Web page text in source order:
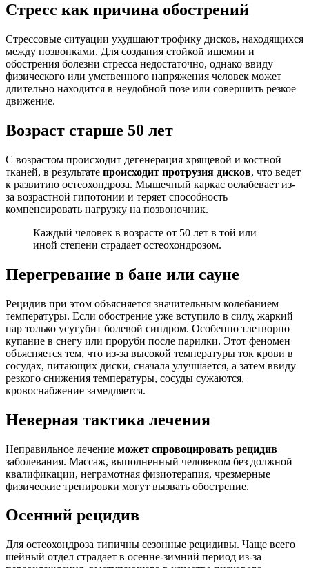
Стресс как причина обострений
Стрессовые ситуации ухудшают трофику дисков, находящихся
между позвонками. Для создания стойкой ишемии и
обострения болезни стресса недостаточно, однако ввиду
физического или умственного напряжения человек может
длительно находится в неудобной позе или совершить резкое
движение.
Возраст старше 50 лет
С возрастом происходит дегенерация хрящевой и костной
тканей, в результате происходит протрузия дисков, что ведет
к развитию остеохондроза. Мышечный каркас ослабевает из-
за возрастной гипотонии и теряет способность
компенсировать нагрузку на позвоночник.
Каждый человек в возрасте от 50 лет в той или
иной степени страдает остеохондрозом.
Перегревание в бане или сауне
Рецидив при этом объясняется значительным колебанием
температуры. Если обострение уже вступило в силу, жаркий
пар только усугубит болевой синдром. Особенно тлетворно
купание в снегу или проруби после парилки. Этот феномен
объясняется тем, что из-за высокой температуры ток крови в
сосудах, питающих диски, сначала улучшается, а затем ввиду
резкого снижения температуры, сосуды сужаются,
кровоснабжение замедляется.
Неверная тактика лечения
Неправильное лечение может спровоцировать рецидив
заболевания. Массаж, выполненный человеком без должной
квалификации, неграмотная физиотерапия, чрезмерные
физические тренировки могут вызвать обострение.
Осенний рецидив
Для остеохондроза типичны сезонные рецидивы. Чаще всего
шейный отдел страдает в осенне-зимний период из-за